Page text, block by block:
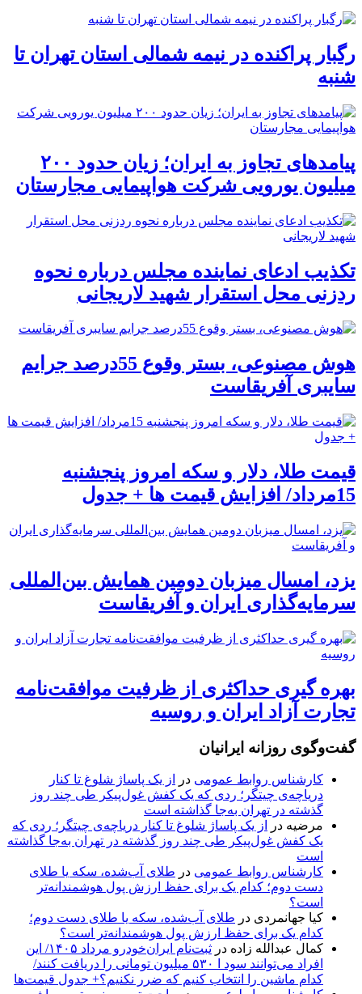
رگبار پراکنده در نیمه شمالی استان تهران تا
شنبه
پیامدهای تجاوز به ایران؛ زیان حدود ۲۰۰
میلیون یورویی شرکت هواپیمایی مجارستان
تکذیب ادعای نماینده مجلس درباره نحوه
ردزنی محل استقرار شهید لاریجانی
هوش مصنوعی، بستر وقوع 55درصد جرایم
سایبری آفریقاست
قیمت طلا، دلار و سکه امروز پنجشنبه
15مرداد/ افزایش قیمت ها + جدول
یزد، امسال میزبان دومین همایش بین‌المللی
سرمایه‌گذاری ایران و آفریقاست
بهره گیری حداکثری از ظرفیت موافقت‌نامه
تجارت آزاد ایران و روسیه
گفت‌وگوی روزانه ایرانیان
کارشناس روابط عمومی در
از یک پاساژ شلوغ تا کنار
دریاچه‌ی چیتگر؛ ردی که یک کفش غول‌پیکر طی چند روز
گذشته در تهران به‌جا گذاشته است
مرضیه در
از یک پاساژ شلوغ تا کنار دریاچه‌ی چیتگر؛ ردی که
یک کفش غول‌پیکر طی چند روز گذشته در تهران به‌جا گذاشته
است
کارشناس روابط عمومی در طلای آب‌شده، سکه یا طلای
دست دوم؛ کدام یک برای حفظ ارزش پول هوشمندانه‌تر
است؟
کیا جهانمردی در طلای آب‌شده، سکه یا طلای دست دوم؛
کدام یک برای حفظ ارزش پول هوشمندانه‌تر است؟
کمال عبدالله زاده در
ثبت‌نام ایران‌خودرو مرداد ۱۴۰۵/ این
افراد می‌توانند سود ا ۵۳۰ میلیون تومانی را دریافت کنند/
کدام ماشین را انتخاب کنیم که ضرر نکنیم؟+ جدول قیمت‌ها